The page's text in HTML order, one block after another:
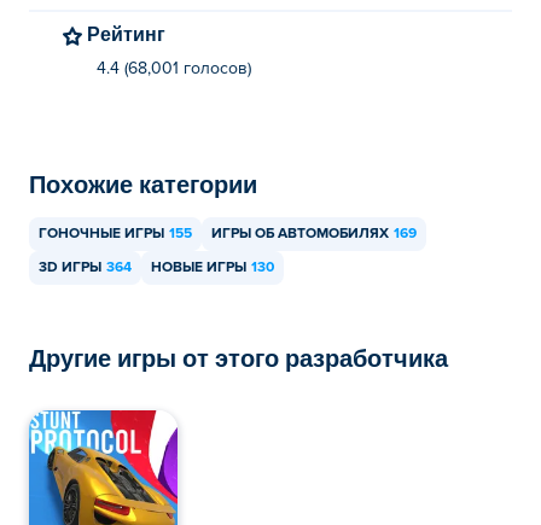
В Tuning Car Racing можно играть бесплатно на Poki.
В игру Tuning Car Racing можно играть на компьютере
и мобильных устройствах, таких как телефоны и
планшеты.
Рейтинг
4.4 (68,001 голосов)
Похожие категории
ГОНОЧНЫЕ ИГРЫ 155 ИГРЫ ОБ АВТОМОБИЛЯХ 169
3D ИГРЫ 364 НОВЫЕ ИГРЫ 130
Другие игры от этого разработчика